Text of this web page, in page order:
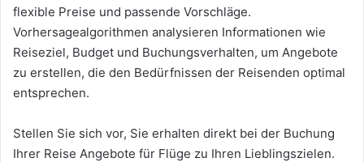
flexible Preise und passende Vorschläge.
Vorhersagealgorithmen analysieren Informationen wie
Reiseziel, Budget und Buchungsverhalten, um Angebote
zu erstellen, die den Bedürfnissen der Reisenden optimal
entsprechen.
Stellen Sie sich vor, Sie erhalten direkt bei der Buchung
Ihrer Reise Angebote für Flüge zu Ihren Lieblingszielen.